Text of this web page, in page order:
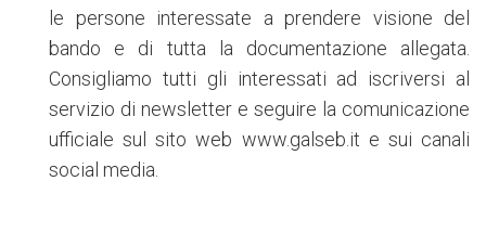
le persone interessate a prendere visione del
bando e di tutta la documentazione allegata.
Consigliamo tutti gli interessati ad iscriversi al
servizio di newsletter e seguire la comunicazione
ufficiale sul sito web www.galseb.it e sui canali
social media.